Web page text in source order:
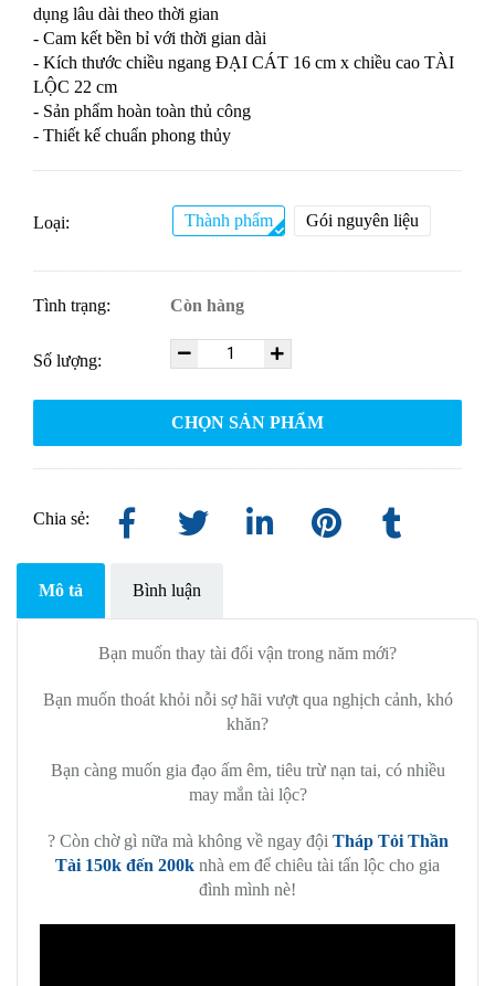
dụng lâu dài theo thời gian
- Cam kết bền bỉ với thời gian dài
- Kích thước chiều ngang ĐẠI CÁT 16 cm x chiều cao TÀI
LỘC 22 cm
- Sản phẩm hoàn toàn thủ công
- Thiết kế chuẩn phong thủy
Loại: Thành phẩm Gói nguyên liệu
Tình trạng: Còn hàng
Số lượng:
CHỌN SẢN PHẨM
Chia sẻ:
Mô tả Bình luận
Bạn muốn thay tài đổi vận trong năm mới?
Bạn muốn thoát khỏi nỗi sợ hãi vượt qua nghịch cảnh, khó
khăn?
Bạn càng muốn gia đạo ấm êm, tiêu trừ nạn tai, có nhiều
may mắn tài lộc?
? Còn chờ gì nữa mà không về ngay đội Tháp Tỏi Thần
Tài 150k đến 200k nhà em để chiêu tài tấn lộc cho gia
đình mình nè!